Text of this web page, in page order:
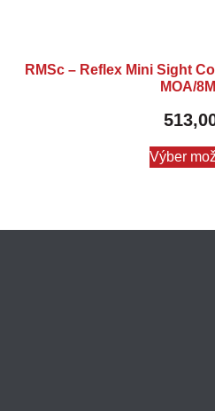
RMSc – Reflex Mini Sight
MOA/
Výber